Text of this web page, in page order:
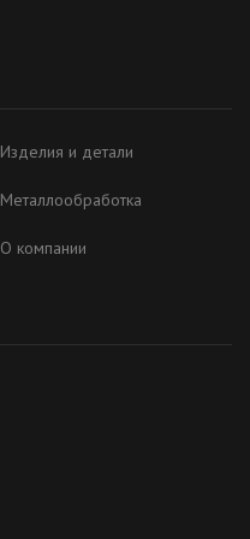
Изделия и детали
Металлообработка
О компании